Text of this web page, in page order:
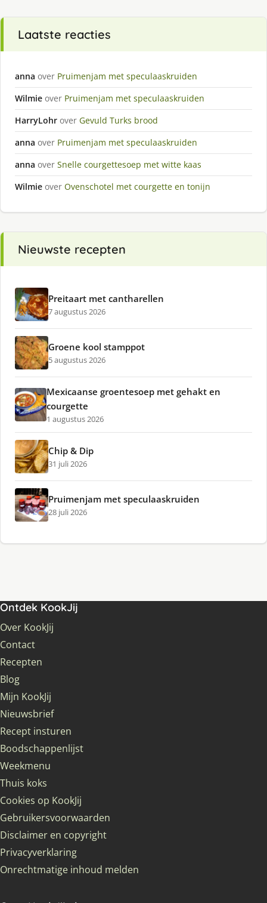
Laatste reacties
anna over Pruimenjam met speculaaskruiden
Wilmie over Pruimenjam met speculaaskruiden
HarryLohr over Gevuld Turks brood
anna over Pruimenjam met speculaaskruiden
anna over Snelle courgettesoep met witte kaas
Wilmie over Ovenschotel met courgette en tonijn
Nieuwste recepten
Preitaart met cantharellen
7 augustus 2026
Groene kool stamppot
5 augustus 2026
Mexicaanse groentesoep met gehakt en
courgette
1 augustus 2026
Chip & Dip
31 juli 2026
Pruimenjam met speculaaskruiden
28 juli 2026
Ontdek KookJij
Over KookJij
Contact
Recepten
Blog
Mijn KookJij
Nieuwsbrief
Recept insturen
Boodschappenlijst
Weekmenu
Thuis koks
Cookies op KookJij
Gebruikersvoorwaarden
Disclaimer en copyright
Privacyverklaring
Onrechtmatige inhoud melden